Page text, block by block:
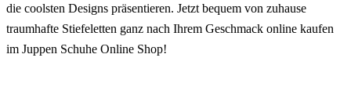
die coolsten Designs präsentieren. Jetzt bequem von zuhause
traumhafte Stiefeletten ganz nach Ihrem Geschmack online kaufen
im Juppen Schuhe Online Shop!